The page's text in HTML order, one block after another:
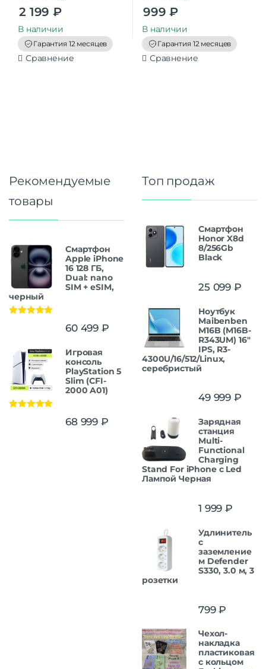
o
t
o
f
5
2 199 ₽
В наличии
Гарантия 12 месяцев
Сравнение
o
t
o
f
5
999 ₽
В наличии
Гарантия 12 месяцев
Сравнение
Рекомендуемые
товары
Смартфон
Apple iPhone
16 128 ГБ,
Dual: nano
SIM + eSIM,
черный
60 499 ₽
Игровая
консоль
PlayStation 5
Slim (CFI-
2000 A01)
68 999 ₽
Топ продаж
Смартфон
Honor X8d
8/256Gb
Black
25 099 ₽
Ноутбук
Maibenben
M16B (M16B-
R343UM) 16"
IPS, R3-
4300U/16/512/Linux,
серебристый
49 999 ₽
Зарядная
станция
Multi-
Functional
Charging
Stand For iPhone с Led
Лампой Черная
1 999 ₽
Удлинитель
с
заземление
м Defender
S330, 3.0 м, 3
розетки
799₽
Чехол-
накладка
пластиковая
с кольцом